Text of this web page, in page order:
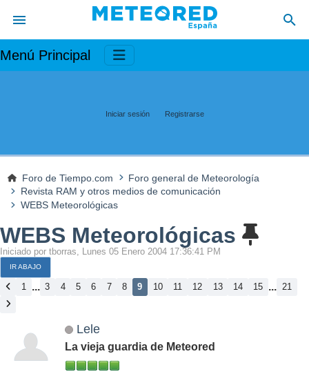
Menú Principal
Iniciar sesión Registrarse
Foro de Tiempo.com
Foro general de Meteorología
Revista RAM y otros medios de comunicación
WEBS Meteorológicas
WEBS Meteorológicas
Iniciado por tborras, Lunes 05 Enero 2004 17:36:41 PM
IR ABAJO
1 ... 3 4 5 6 7 8 9 10 11 12 13 14 15 ... 21
Lele
La vieja guardia de Meteored